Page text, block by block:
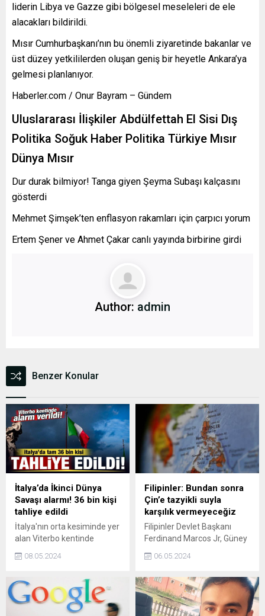
liderin Libya ve Gazze gibi bölgesel meseleleri de ele
alacakları bildirildi.
Mısır Cumhurbaşkanı’nın bu önemli ziyaretinde bakanlar ve
üst düzey yetkililerden oluşan geniş bir heyetle Ankara’ya
gelmesi planlanıyor.
Haberler.com / Onur Bayram – Gündem
Uluslararası İlişkiler Abdülfettah El Sisi Dış
Politika Soğuk Haber Politika Türkiye Mısır
Dünya Mısır
Dur durak bilmiyor! Tanga giyen Şeyma Subaşı kalçasını
gösterdi
Mehmet Şimşek’ten enflasyon rakamları için çarpıcı yorum
Ertem Şener ve Ahmet Çakar canlı yayında birbirine girdi
Author: admin
Benzer Konular
İtalya’da İkinci Dünya
Savaşı alarmı! 36 bin kişi
tahliye edildi
İtalya'nın orta kesiminde yer
alan Viterbo kentinde
Savaşı'ndan kalma
getirilmesine yönelik
taşınma işlemi için 36 bin
kişi tahliye edildi.
08.05.2024
Filipinler: Bundan sonra
Çin’e tazyikli suyla
karşılık vermeyeceğiz
Filipinler Devlet Başkanı
Ferdinand Marcos Jr, Güney
sularda gerginliği
tazyikli suyla karşılık
vermeyeceklerini bildirdi.
06.05.2024